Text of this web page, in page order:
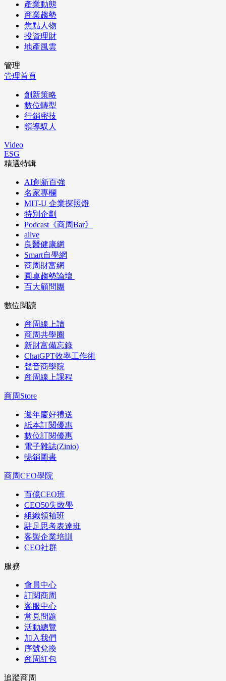
產業動態
商業趨勢
焦點人物
投資理財
地產風雲
管理
管理首頁
創新策略
數位轉型
行銷密技
領導馭人
Video
ESG
精選特輯
AI創新百強
名家專欄
MIT-U 企業探照燈
特別企劃
Podcast《商周Bar》
alive
良醫健康網
Smart自學網
商周財富網
圓桌趨勢論壇
百大顧問團
數位閱讀
商周線上讀
商周共學圈
新財富備忘錄
ChatGPT效率工作術
聲音商學院
商周線上課程
商周Store
週年慶好禮送
紙本訂閱優惠
數位訂閱優惠
電子雜誌(Zinio)
暢銷圖書
商周CEO學院
百億CEO班
CEO50失敗學
組織領袖班
駐足思考表達班
客製企業培訓
CEO社群
服務
會員中心
訂閱商周
客服中心
常見問題
活動總覽
加入我們
序號兌換
商周紅包
追蹤商周